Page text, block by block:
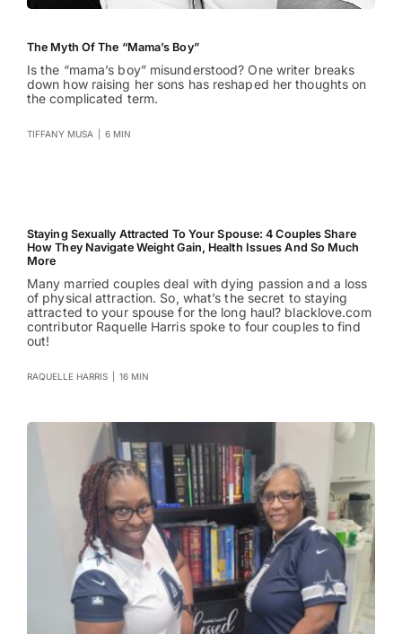
The Myth Of The “Mama’s Boy”
Is the “mama’s boy” misunderstood? One writer breaks
down how raising her sons has reshaped her thoughts on
the complicated term.
TIFFANY MUSA 6 MIN
Staying Sexually Attracted To Your Spouse: 4 Couples Share
How They Navigate Weight Gain, Health Issues And So Much
More
Many married couples deal with dying passion and a loss
of physical attraction. So, what’s the secret to staying
attracted to your spouse for the long haul? blacklove.com
contributor Raquelle Harris spoke to four couples to find
out!
RAQUELLE HARRIS 16 MIN